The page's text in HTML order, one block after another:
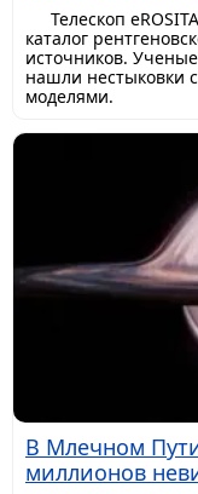
Телескоп
каталог
источников.
нашли нестыковки
моделями.
В Млечном
миллионов